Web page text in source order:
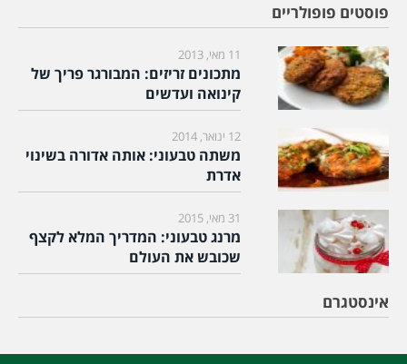
פוסטים פופולריים
11 מאי, 2013
מתכונים זריזים: המבורגר פריך של
קינואה ועדשים
12 ינואר, 2014
משתה טבעוני: אותה אדורה בשינוי
אדרת
31 מאי, 2015
מרנג טבעוני: המדריך המלא לקצף
שכובש את העולם
אינסטגרם